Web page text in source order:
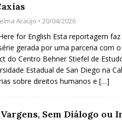
Araújo • 20/04/2026
for English Esta reportagem
gerada por uma parceria com
do Centro Behner Stiefel de
Estadual de San Diego na
sobre direitos humanos e […]
Sem Diálogo ou